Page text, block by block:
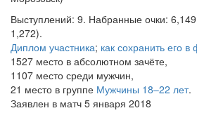
Выступлений: 9. Набранные очки:
1,272).
Диплом участника; как сохранить его в
1527 место в абсолютном зачёте,
1107 место среди мужчин,
21 место в группе Мужчины 18–22 лет.
Заявлен в матч 5 января 2018